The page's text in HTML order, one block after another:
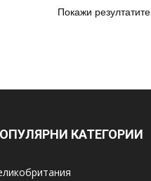
Покажи резултатите
КАТЕГОРИИ